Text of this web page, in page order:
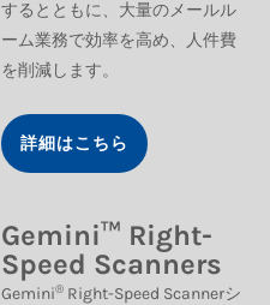
するとともに、大量のメールル
ーム業務で効率を高め、人件費
を削減します。
詳細はこちら
Gemini™ Right-
Speed Scanners
Gemini® Right-Speed Scannerシ